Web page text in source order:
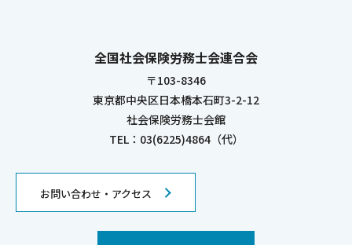
全国社会保険労務士会連合会
〒103-8346
東京都中央区日本橋本石町3-2-12
社会保険労務士会館
TEL：03(6225)4864（代）
お問い合わせ・アクセス